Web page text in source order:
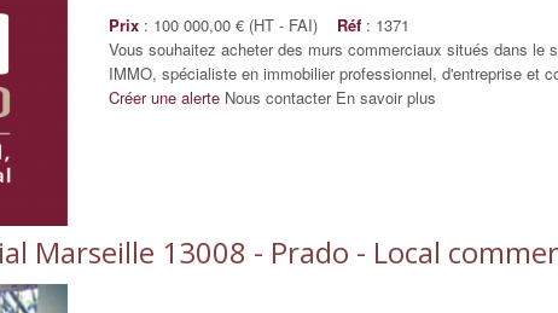
Prix : 100 000,00 € (HT - FAI) Réf : 1371
Vous souhaitez acheter des murs commerciaux situés dans le
IMMO, spécialiste en immobilier professionnel, d'entreprise et
Créer une alerte Nous contacter En savoir plus
Marseille 13008 - Prado - Local